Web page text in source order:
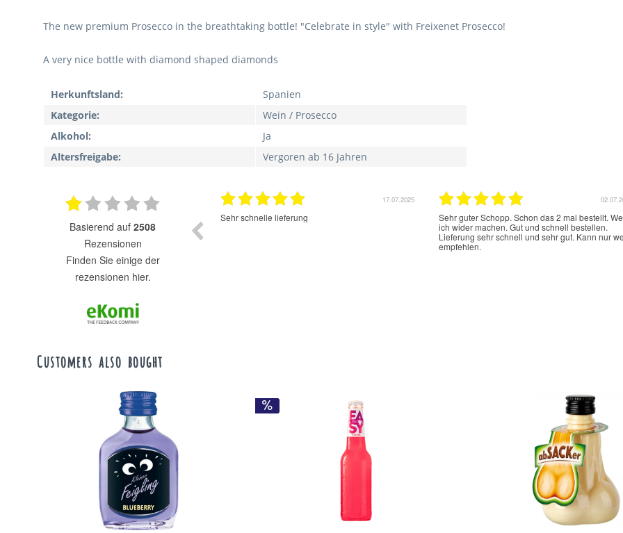
The new premium Prosecco in the breathtaking bottle! "Celebrate in style" with Freixenet Prosecco!
A very nice bottle with diamond shaped diamonds
Herkunftsland:
Spanien
Kategorie:
Wein / Prosecco
Alkohol:
Ja
Altersfreigabe:
Vergoren ab 16 Jahren
basierend auf 2508
Rezensionen
finden Sie einige der
rezensionen hier.
17.07.2025
Sehr schnelle lieferung
Sehr guter Schopp. Schon das 2 mal bestellt.
ich wider machen. Gut und schnell bestellen.
Lieferung sehr schnell und sehr gut. Kann nur
empfehlen.
Customers also bought